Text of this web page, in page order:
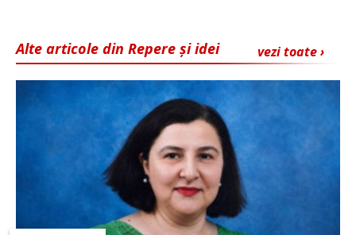
vezi toate ›
Alte articole din Repere și idei